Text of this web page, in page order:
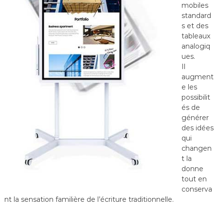
a
n
c
e
mobiles
standard
s et des
tableaux
analogiq
ues.
Il
augment
e les
possibilit
és de
générer
des idées
qui
changen
t la
donne
tout en
conserva
nt la sensation familière de l’écriture traditionnelle.